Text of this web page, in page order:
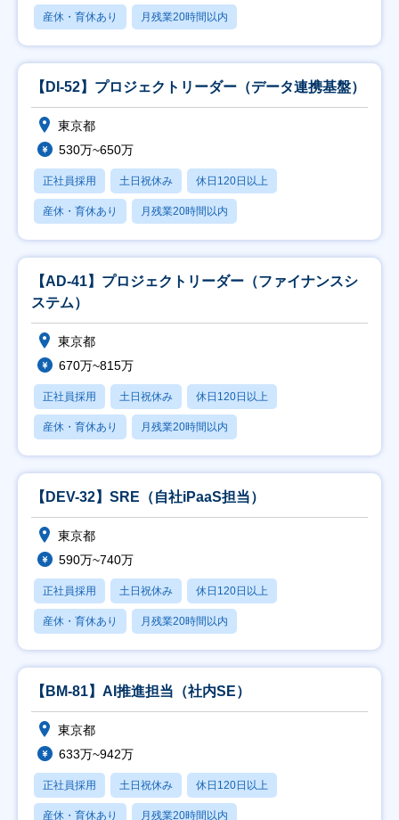
産休・育休あり 月残業20時間以内
【DI-52】プロジェクトリーダー（データ連携基盤）
東京都
530万~650万
正社員採用 土日祝休み 休日120日以上
産休・育休あり 月残業20時間以内
【AD-41】プロジェクトリーダー（ファイナンスシ
ステム）
東京都
670万~815万
正社員採用 土日祝休み 休日120日以上
産休・育休あり 月残業20時間以内
【DEV-32】SRE（自社iPaaS担当）
東京都
590万~740万
正社員採用 土日祝休み 休日120日以上
産休・育休あり 月残業20時間以内
【BM-81】AI推進担当（社内SE）
東京都
633万~942万
正社員採用 土日祝休み 休日120日以上
産休・育休あり 月残業20時間以内